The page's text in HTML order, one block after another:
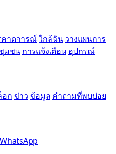
คาดการณ์ใกล้ฉัน วางแผนการ
ชุมชน การแจ้งเตือน อุปกรณ์
อก ข่าว ข้อมูล คำถามที่พบบ่อย
WhatsApp